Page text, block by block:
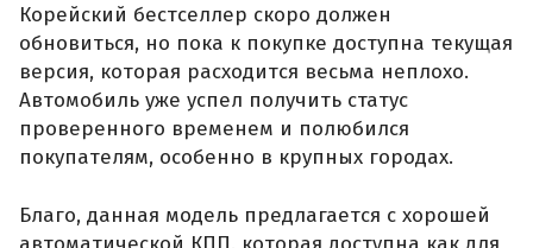
Корейский бестселлер скоро должен
обновиться, но пока к покупке доступна текущая
версия, которая расходится весьма неплохо.
Автомобиль уже успел получить статус
проверенного временем и полюбился
покупателям, особенно в крупных городах.
Благо, данная модель предлагается с хорошей